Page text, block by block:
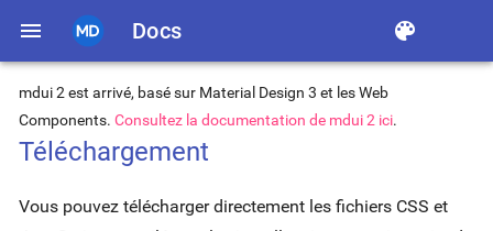
menu Docs color_lens
mdui 2 est arrivé, basé sur Material Design 3 et les Web
Components. Consultez la documentation de mdui 2 ici.
Téléchargement
Vous pouvez télécharger directement les fichiers CSS et